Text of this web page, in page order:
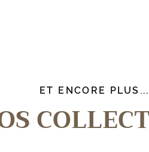
ET ENCORE PLUS...